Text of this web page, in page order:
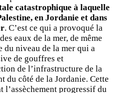
catastrophique à laquelle
en Jordanie et dans
. C’est ce qui a provoqué la
eaux de la mer, de même
du niveau de la mer qui a
de gouffres et
de l’infrastructure de la
du côté de la Jordanie. Cette
progressif du